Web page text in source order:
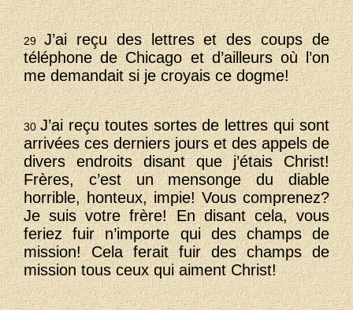
29J’ai reçu des lettres et des coups de
téléphone de Chicago et d’ailleurs où l’on
me demandait si je croyais ce dogme!
30J’ai reçu toutes sortes de lettres qui sont
arrivées ces derniers jours et des appels de
divers endroits disant que j’étais Christ!
Frères, c’est un mensonge du diable
horrible, honteux, impie! Vous comprenez?
Je suis votre frère! En disant cela, vous
feriez fuir n’importe qui des champs de
mission! Cela ferait fuir des champs de
mission tous ceux qui aiment Christ!